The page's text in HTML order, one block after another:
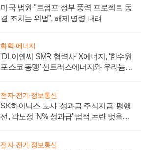
미국 법원 "트럼프 정부 풍력 프로젝트 동
결 조치는 위법", 해제 명령 내려
화학·에너지
'DL이앤씨 SMR 협력사' X에너지, '한수원
포스코 동맹' 센트러스에너지와 우라늄
전자·전기·정보통신
SK하이닉스 노사 '성과급 주식지급' 평행
선, 곽노정 'N% 성과급' 법적 논란 벗을지
전자·전기·정보통신